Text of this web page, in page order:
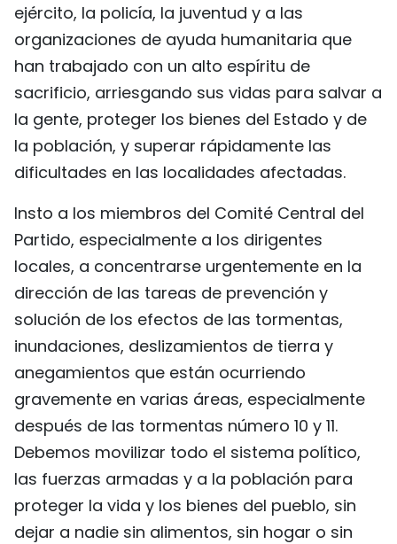
ejército, la policía, la juventud y a las
organizaciones de ayuda humanitaria que
han trabajado con un alto espíritu de
sacrificio, arriesgando sus vidas para salvar a
la gente, proteger los bienes del Estado y de
la población, y superar rápidamente las
dificultades en las localidades afectadas.
Insto a los miembros del Comité Central del
Partido, especialmente a los dirigentes
locales, a concentrarse urgentemente en la
dirección de las tareas de prevención y
solución de los efectos de las tormentas,
inundaciones, deslizamientos de tierra y
anegamientos que están ocurriendo
gravemente en varias áreas, especialmente
después de las tormentas número 10 y 11.
Debemos movilizar todo el sistema político,
las fuerzas armadas y a la población para
proteger la vida y los bienes del pueblo, sin
dejar a nadie sin alimentos, sin hogar o sin